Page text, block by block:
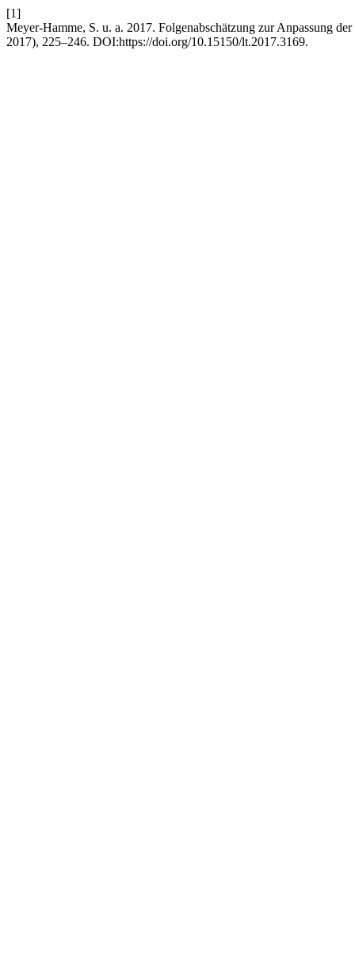
[1]
Meyer-Hamme, S. u. a. 2017. Folgenabschätzung zur Anpassung
2017), 225–246. DOI:https://doi.org/10.15150/lt.2017.3169.